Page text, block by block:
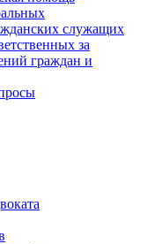
служащих
за
граждан и